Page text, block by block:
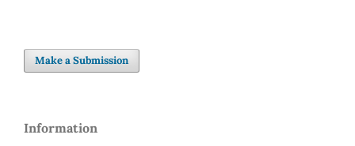
Make a Submission
Information